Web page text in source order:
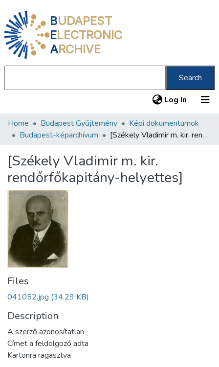
BUDAPEST
ELECTRONIC
ARCHIVE
Search
Log In (current)
Communities & Collections
Statistics
About us
Home Budapest Gyűjtemény
Képi dokumentumok
Budapest-képarchívum
[Székely Vladimir m. kir. rendőrfőkapitány-helyettes]
[Székely Vladimir m. kir.
rendőrfőkapitány-helyettes]
Files
041052.jpg (34.29 KB)
Description
A szerző azonosítatlan
Címet a feldolgozó adta
Kartonra ragasztva